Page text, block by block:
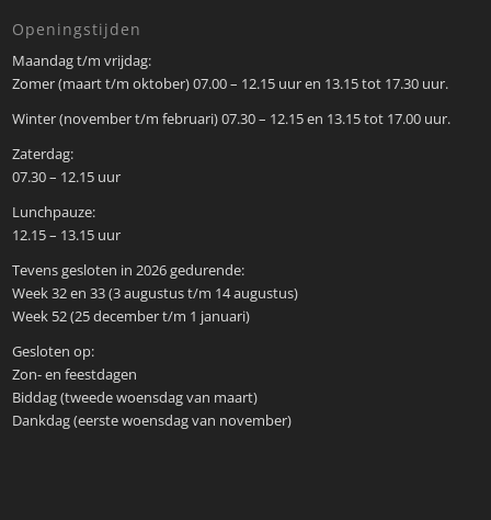
Openingstijden
Maandag t/m vrijdag:
Zomer (maart t/m oktober) 07.00 – 12.15 uur en 13.15 tot 17.30 uur.
Winter (november t/m februari) 07.30 – 12.15 en 13.15 tot 17.00 uur.
Zaterdag:
07.30 – 12.15 uur
Lunchpauze:
12.15 – 13.15 uur
Tevens gesloten in 2026 gedurende:
Week 32 en 33 (3 augustus t/m 14 augustus)
Week 52 (25 december t/m 1 januari)
Gesloten op:
Zon- en feestdagen
Biddag (tweede woensdag van maart)
Dankdag (eerste woensdag van november)